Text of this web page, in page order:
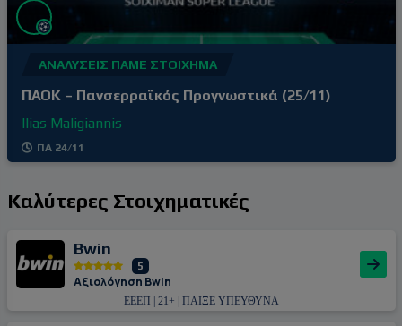
ΑΝΑΛΎΣΕΙΣ ΠΆΜΕ ΣΤΟΊΧΗΜΑ
ΠΑΟΚ – Πανσερραϊκός Προγνωστικά (25/11)
Ilias Maligiannis
ΠΑ 24/11
Καλύτερες Στοιχηματικές
Bwin
5
Αξιολόγηση Bwin
ΕΕΕΠ | 21+ | ΠΑΙΞΕ ΥΠΕΥΘΥΝΑ